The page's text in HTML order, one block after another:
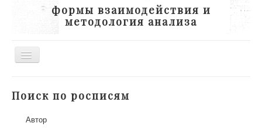
формы взаимодействия и
методология анализа
Toggle
Участники
Поиск по росписям
Автор